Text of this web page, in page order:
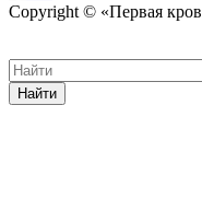
Copyright © «Первая
Найти